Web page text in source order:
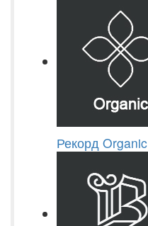
Рекорд Organic